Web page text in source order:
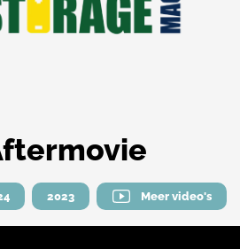
2023 Meer video's